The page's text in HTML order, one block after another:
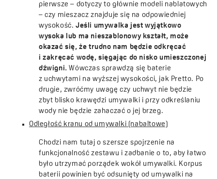
pierwsze – dotyczy to głównie modeli nablatowych
– czy mieszacz znajduje się na odpowiedniej
wysokość. Jeśli umywalka jest wyjątkowo
wysoka lub ma nieszablonowy kształt, może
okazać się, że trudno nam będzie odkręcać
i zakręcać wodę, sięgając do nisko umieszczonej
dźwigni. Wówczas sprawdzą się baterie
z uchwytami na wyższej wysokości, jak Pretto. Po
drugie, zwróćmy uwagę czy uchwyt nie będzie
zbyt blisko krawędzi umywalki i przy odkreślaniu
wody nie będzie zahaczać o jej brzeg.
Odległość kranu od umywalki (nabaltowe)
Chodzi nam tutaj o szersze spojrzenie na
funkcjonalność zestawu i zadbanie o to, aby łatwo
było utrzymać porządek wokół umywalki. Korpus
baterii powinien być odsunięty od umywalki na